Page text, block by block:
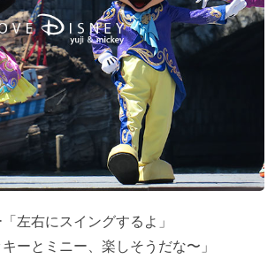
左右にスイングするよ」
ーとミニー、楽しそうだな〜」